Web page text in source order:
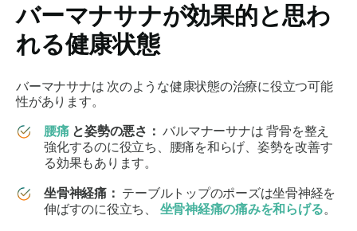
バーマナサナが効果的と思わ
れる健康状態
バーマナサナは 次のような健康状態の治療に役立つ可能
性があります。
腰痛と姿勢の悪さ： バルマナーサナは 背骨を整え
強化するのに役立ち、腰痛を和らげ、姿勢を改善す
る効果もあります。
坐骨神経痛： テーブルトップのポーズは坐骨神経を
伸ばすのに役立ち、 坐骨神経痛の痛みを和らげる。